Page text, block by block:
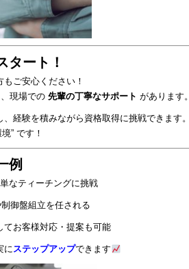
タート！
ご安心ください！
、現場での 先輩の丁寧なサポート があります。
経験を積みながら資格取得に挑戦できます。
” です！
例
なティーチングに挑戦
御盤組立を任される
てお客様対応・提案も可能
にステップアップできます